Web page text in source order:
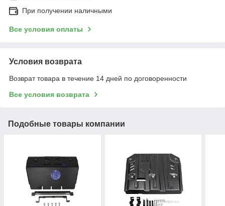
При получении наличными
Все условия оплаты
Условия возврата
Возврат товара в течение 14 дней по договоренности
Все условия возврата
Подобные товары компании